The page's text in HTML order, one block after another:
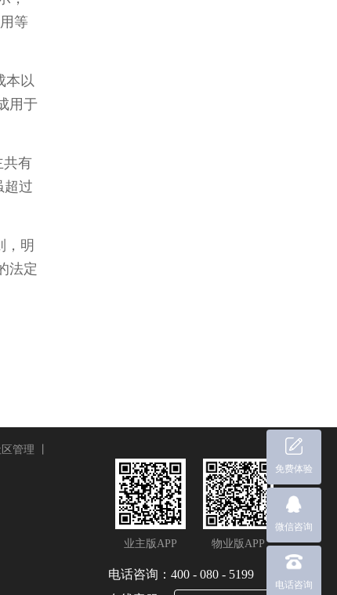
免费体验
微信咨询
电话咨询
等
本以
用于
共有
超过
，明
法定
管理
业主版APP 物业版APP
电话咨询：400 - 080 - 5199